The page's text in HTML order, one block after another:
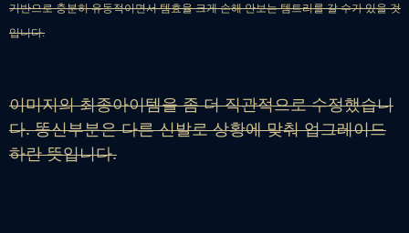
기반으로 충분히 유동적이면서 템효율 크게 손해 안보는 템트리를 갈 수가 있을 것
입니다.
이미지의 최종아이템을 좀 더 직관적으로 수정했습니
다. 똥신부분은 다른 신발로 상황에 맞춰 업그레이드
하란 뜻입니다.